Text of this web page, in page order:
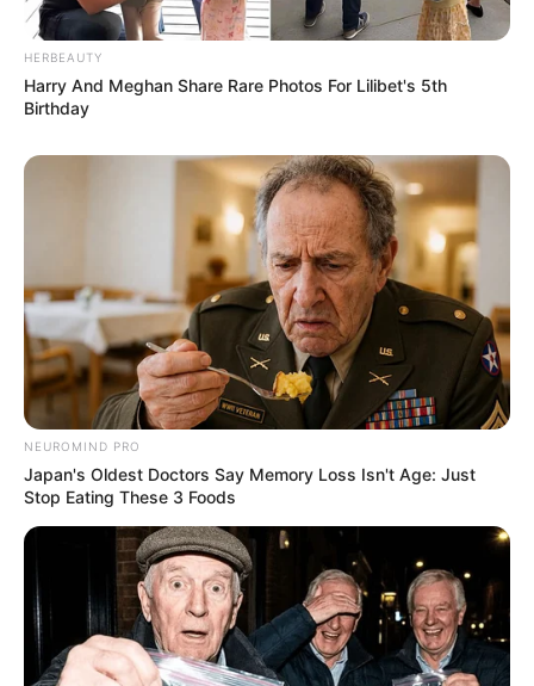
HERBEAUTY
Harry And Meghan Share Rare Photos For Lilibet's 5th
Birthday
NEUROMIND PRO
Japan's Oldest Doctors Say Memory Loss Isn't Age: Just
Stop Eating These 3 Foods